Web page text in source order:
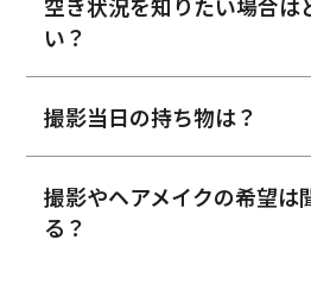
い？
撮影当日の持ち物は？
撮影やヘアメイクの希望は
る？